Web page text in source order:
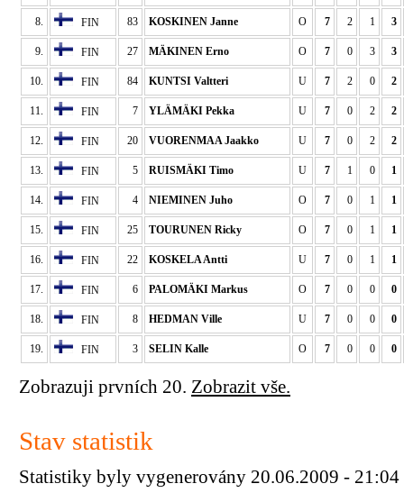
8. FIN 83 KOSKINEN Janne O 7 2 1 3
9. FIN 27 MÄKINEN Erno O 7 0 3 3
10. FIN 84 KUNTSI Valtteri U 7 2 0 2
11. FIN 7 YLÄMÄKI Pekka U 7 0 2 2
12. FIN 20 VUORENMAA Jaakko U 7 0 2 2
13. FIN 5 RUISMÄKI Timo U 7 1 0 1
14. FIN 4 NIEMINEN Juho O 7 0 1 1
15. FIN 25 TOURUNEN Ricky O 7 0 1 1
16. FIN 22 KOSKELA Antti U 7 0 1 1
17. FIN 6 PALOMÄKI Markus O 7 0 0 0
18. FIN 8 HEDMAN Ville U 7 0 0 0
19. FIN 3 SELIN Kalle O 7 0 0 0
Zobrazuji prvních 20. Zobrazit vše.
Stav statistik
Statistiky byly vygenerovány 20.06.2009 - 21:04